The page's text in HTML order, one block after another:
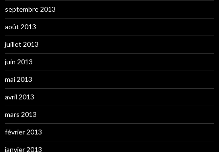
septembre 2013
août 2013
juillet 2013
juin 2013
mai 2013
avril 2013
mars 2013
février 2013
janvier 2013